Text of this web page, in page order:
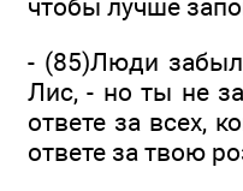
чтобы лучше
- (85)Люди
Лис, - но ты не
ответе за всех,
ответе за твою